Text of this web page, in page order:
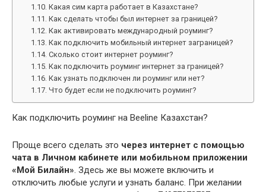
Какая сим карта работает в Казахстане?
Как сделать чтобы был интернет за границей?
Как активировать международный роуминг?
Как подключить мобильный интернет заграницей?
Сколько стоит интернет роуминг?
Как подключить роуминг интернет за границей?
Как узнать подключен ли роуминг или нет?
Что будет если не подключить роуминг?
Как подключить роуминг на Beeline Казахстан?
Проще всего сделать это через интернет с помощью
чата в Личном кабинете или мобильном приложении
«Мой Билайн». Здесь же вы можете включить и
отключить любые услуги и узнать баланс. При желании